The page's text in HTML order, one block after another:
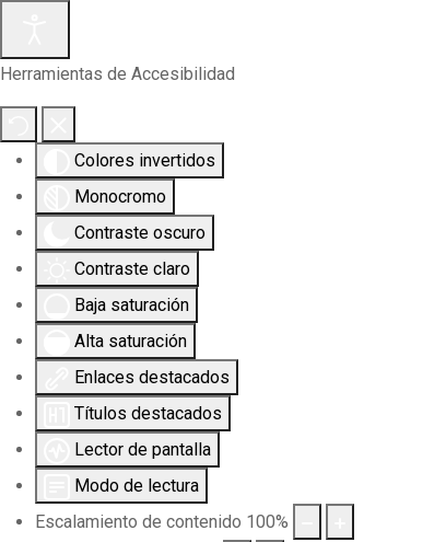
Herramientas de Accesibilidad
Colores invertidos
Monocromo
Contraste oscuro
Contraste claro
Baja saturación
Alta saturación
Enlaces destacados
Títulos destacados
Lector de pantalla
Modo de lectura
Escalamiento de contenido 100%